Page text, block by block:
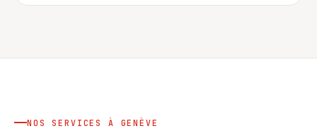
NOS SERVICES À GENÈVE